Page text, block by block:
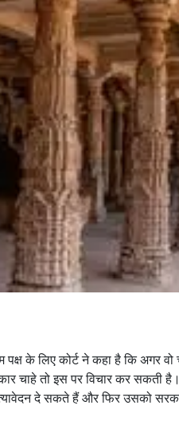
पक्ष के लिए कोर्ट ने कहा है कि अगर
चाहे तो इस पर विचार कर सकती
दे सकते हैं और फिर उसको